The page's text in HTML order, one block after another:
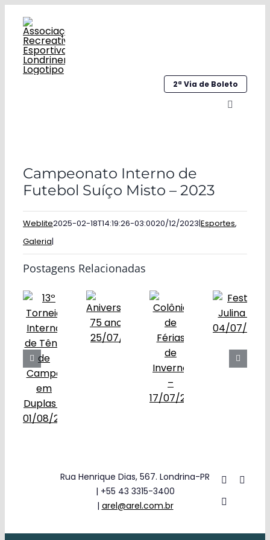
para
conteúdo
2ª Via de Boleto
Alternar
Institucional
Esportes
Sociocultural
Obras
Contato
Campeonato Interno de
Futebol Suíço Misto – 2023
Weblite2025-02-18T14:19:26-03:0020/12/2023|Esportes,
Galeria|
Postagens Relacionadas
Rua Henrique Dias, 567. Londrina-PR
| +55 43 3315-3400
| arel@arel.com.br